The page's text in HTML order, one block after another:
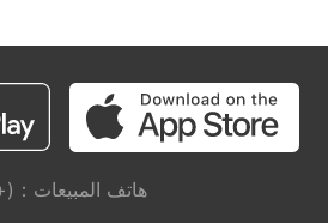
هاتف المبيعات：(+86) 0534-